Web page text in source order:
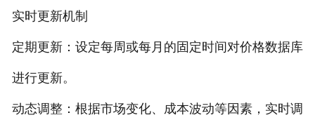
实时更新机制
定期更新：设定每周或每月的固定时间对价格数据库
进行更新。
动态调整：根据市场变化、成本波动等因素，实时调